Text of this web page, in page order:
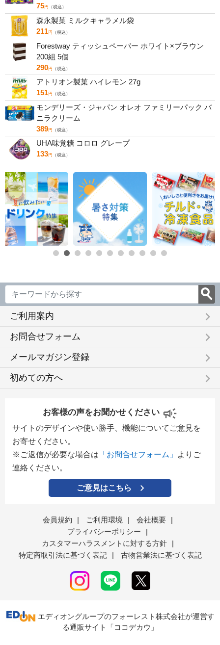
75円 （税込）
森永製菓 ミルクキャラメル袋
211円 （税込）
Forestway ティッシュペーパー ホワイト×ブラウン
200組 5個
290円 （税込）
アトリオン製菓 ハイレモン 27g
151円 （税込）
モンデリーズ・ジャパン オレオ ファミリーパック バ
ニラクリーム
389円 （税込）
UHA味覚糖 コロロ グレープ
133円 （税込）
ご利用案内 keyboard_arrow_right
お問合せフォーム keyboard_arrow_right
メールマガジン登録 keyboard_arrow_right
初めての方へ keyboard_arrow_right
お客様の声をお聞かせください
サイトのデザインや使い勝手、機能についてご意見を
お寄せください。
※ご返信が必要な場合は 「お問合せフォーム」
よりご
連絡ください。
ご意見はこちら
会員規約 | ご利用環境 | 会社概要
|
プライバシーポリシー
|
カスタマーハラスメントに対する方針
|
特定商取引法に基づく表記
| 古物営業法に基づく表記
エディオングループのフォーレスト株式会社が運営す
る通販サイト「ココデカウ」